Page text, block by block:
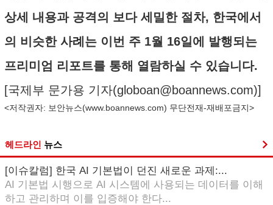
상세 내용과 공격의 보다 세밀한 절차, 한국에서
의 비슷한 사례는 이번 주 1월 16일에 발행되는
프리미엄 리포트를 통해 열람하실 수 있습니다.
[국제부 문가용 기자(globoan@boannews.com)]
<저작권자: 보안뉴스(www.boannews.com) 무단전재-재배포금지>
헤드라인 뉴스
[이슈칼럼] 한국 AI 기본법이 던진 새로운 과제:...
AI 기본법 시행으로 AI 시스템에 사용되는 데이터를 이해
하고 관리하며 이를 입증해야 한다...